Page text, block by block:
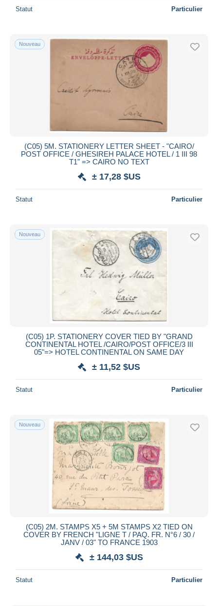
Statut Particulier
Nouveau
(C05) 5M. STATIONERY LETTER SHEET - "CAIRO/
POST OFFICE / GHESIREH PALACE HOTEL / 1 III 98
T1" => CAIRO NO TEXT
± 17,28 $US
Statut Particulier
Nouveau
(C05) 1P. STATIONERY COVER TIED BY "GRAND
CONTINENTAL HOTEL /CAIRO/POST OFFICE/3 III
05"=> HOTEL CONTINENTAL ON SAME DAY
± 11,52 $US
Statut Particulier
Nouveau
(C05) 2M. STAMPS X5 + 5M STAMPS X2 TIED ON
COVER BY FRENCH "LIGNE T / PAQ. FR. N°6 / 30 /
JANV / 03" TO FRANCE 1903
± 144,03 $US
Statut Particulier